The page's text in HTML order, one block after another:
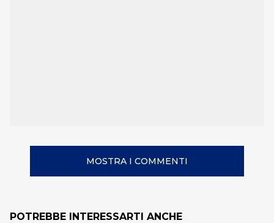
MOSTRA I COMMENTI
POTREBBE INTERESSARTI ANCHE